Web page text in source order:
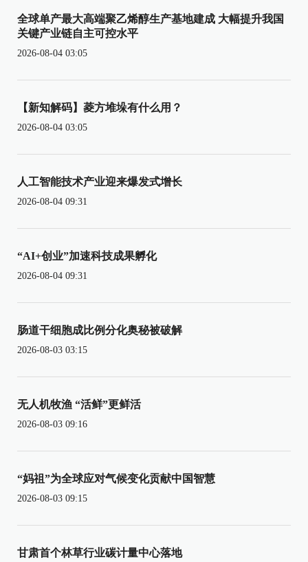
全球单产最大高端聚乙烯醇生产基地建成 大幅提升我国
关键产业链自主可控水平
2026-08-04 03:05
【新知解码】菱方堆垛有什么用？
2026-08-04 03:05
人工智能技术产业迎来爆发式增长
2026-08-04 09:31
“AI+创业”加速科技成果孵化
2026-08-04 09:31
肠道干细胞成比例分化奥秘被破解
2026-08-03 03:15
无人机牧渔 “活鲜”更鲜活
2026-08-03 09:16
“妈祖”为全球应对气候变化贡献中国智慧
2026-08-03 09:15
甘肃首个林草行业碳计量中心落地